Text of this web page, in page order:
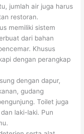
jumlah air juga harus
restoran.
memiliki sistem
dari bahan
Khusus
dengan perangkap
dengan dapur,
gudang
Toilet juga
laki-laki. Pun